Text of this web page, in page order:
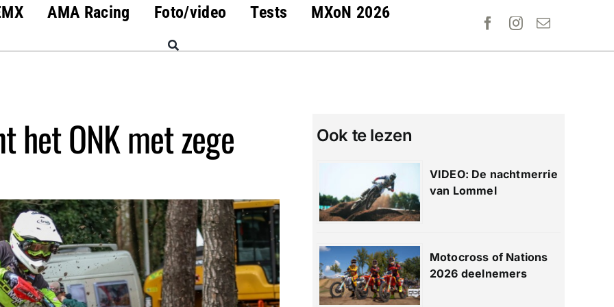
AMA Racing Foto/video Tests MXoN 2026
het ONK met zege Ook te lezen
VIDEO: De nachtmerrie
van Lommel
Motocross of Nations
2026 deelnemers